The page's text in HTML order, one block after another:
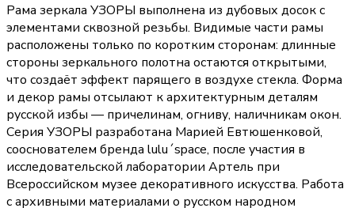
Рама зеркала УЗОРЫ выполнена из дубовых досок с
элементами сквозной резьбы. Видимые части рамы
расположены только по коротким сторонам: длинные
стороны зеркального полотна остаются открытыми,
что создаёт эффект парящего в воздухе стекла. Форма
и декор рамы отсылают к архитектурным деталям
русской избы — причелинам, огниву, наличникам окон.
Серия УЗОРЫ разработана Марией Евтюшенковой,
сооснователем бренда lulu´space, после участия в
исследовательской лаборатории Артель при
Всероссийском музее декоративного искусства. Работа
с архивными материалами о русском народном